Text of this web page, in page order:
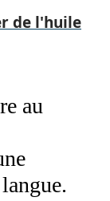
de l'huile
au